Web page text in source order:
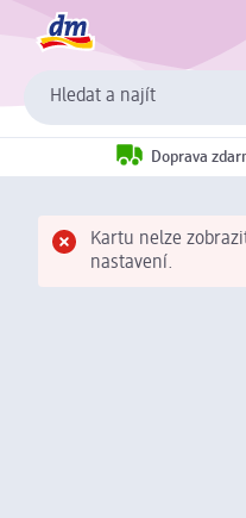
Hledat a najít
Doprava
Kartu nelze
nastavení.